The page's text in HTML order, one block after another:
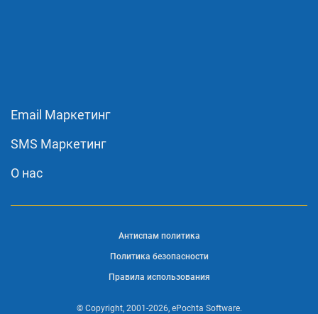
Email Маркетинг
SMS Маркетинг
О нас
© Copyright, 2001-2026, ePochta Software.
Антиспам политика
Политика безопасности
Правила использования